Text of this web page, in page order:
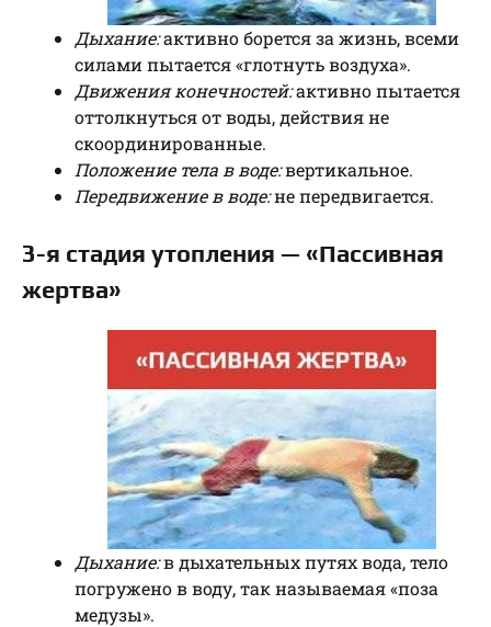
Дыхание:активно борется за жизнь, всеми
силами пытается «глотнуть воздуха».
Движения конечностей:активно пытается
оттолкнуться от воды, действия не
скоординированные.
Положение тела в воде:вертикальное.
Передвижение в воде:не передвигается.
3-я стадия утопления — «Пассивная
жертва»
Дыхание:в дыхательных путях вода, тело
погружено в воду, так называемая «поза
медузы».